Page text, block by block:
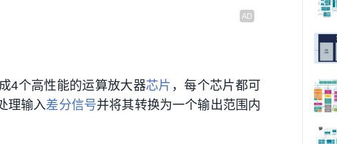
4个高性能的运算放大器芯片 ，每个芯片都可
理输入差分信号并将其转换为一个输出范围内